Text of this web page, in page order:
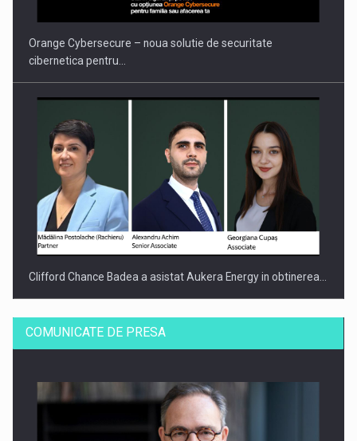
INTERNATIONAL BUSINESS SCENE
Orange Cybersecure – noua solutie de securitate
cibernetica pentru…
Clifford Chance Badea a asistat Aukera Energy in obtinerea…
COMUNICATE DE PRESA